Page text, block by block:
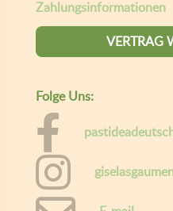
Zahlungsinformationen
VERTRAG
Folge Uns: